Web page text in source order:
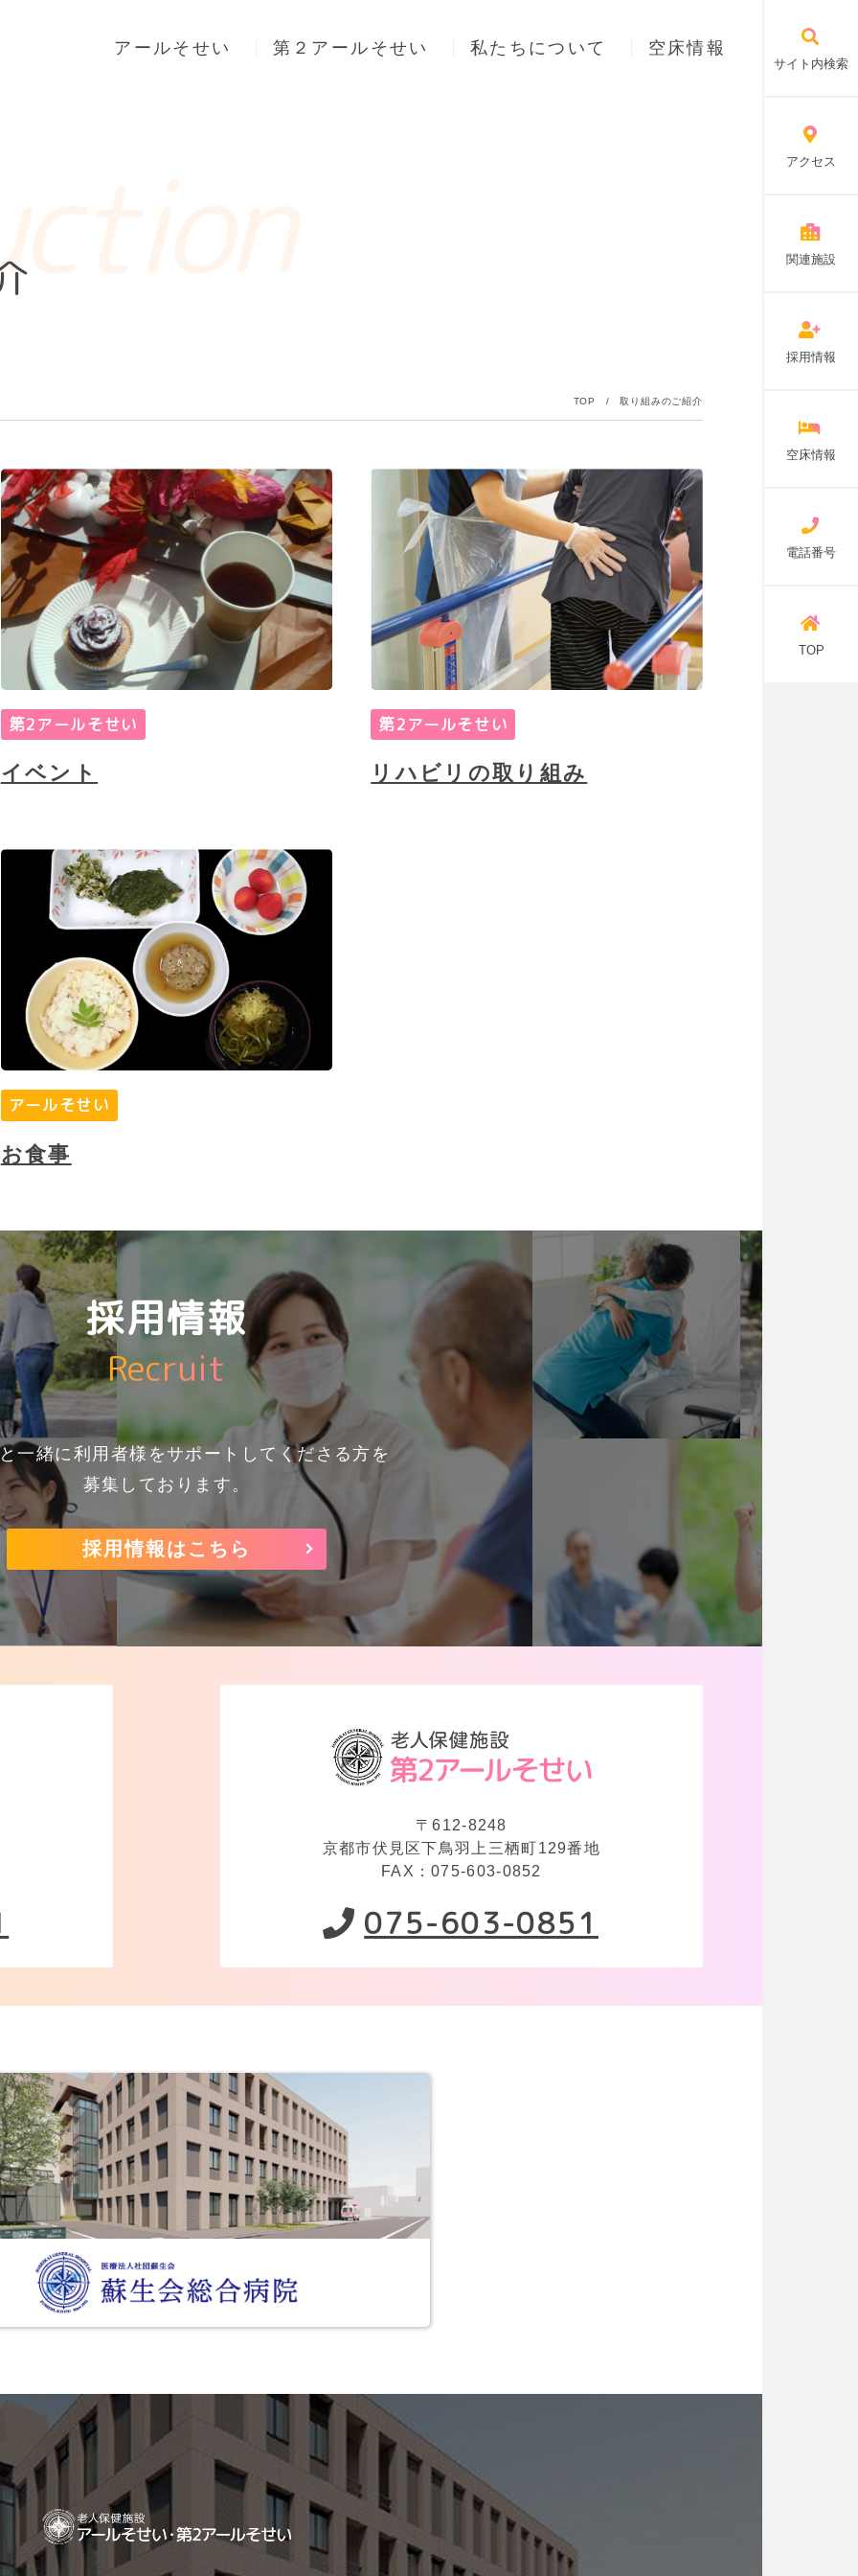
アールそせい 第２アールそせい 私たちについて 空床情報
サイト内検索
アクセス
関連施設
採用情報
空床情報
電話番号
TOP
TOP /取り組みのご紹介
第2アールそせい
イベント
第2アールそせい
リハビリの取り組み
アールそせい
お食事
採用情報
Recruit
一緒に利用者様をサポートしてくださる方を
募集しております。
採用情報はこちら
〒612-8248
京都市伏見区下鳥羽上三栖町129番地
FAX：075-603-0852
075-603-0851